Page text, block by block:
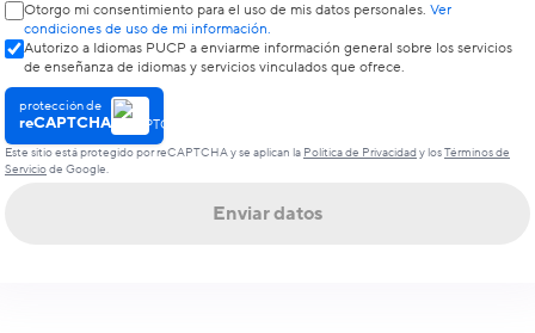
Otorgo mi consentimiento para el uso de mis datos personales. Ver
condiciones de uso de mi información.
Autorizo a Idiomas PUCP a enviarme información general sobre los servicios
de enseñanza de idiomas y servicios vinculados que ofrece.
protección de
reCAPTCHA
Este sitio está protegido por reCAPTCHA y se aplican la Política de Privacidad y losTérminos de
Serviciode Google.
Enviar datos